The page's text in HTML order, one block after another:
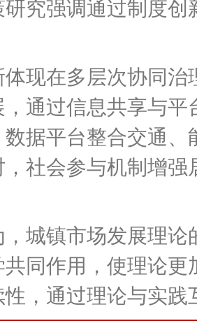
究强调通过制度
在多层次协同治
通过信息共享与
据平台整合交通
社会参与机制增
镇市场发展理论
同作用，使理论
，通过理论与实